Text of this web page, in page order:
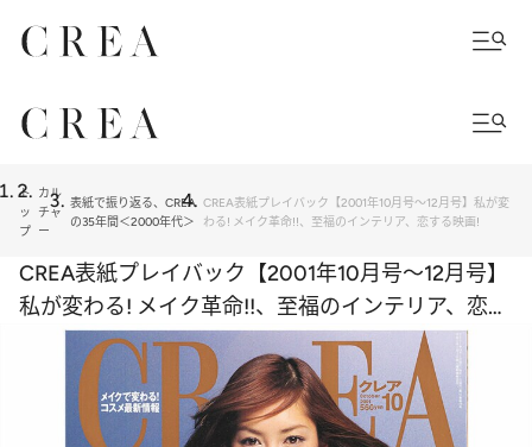
ト
ッ
プ
カル
チャ
ー
表紙で振り返る、CREA
の35年間＜2000年代＞
CREA表紙プレイバック【2001年10月号～12月号】私が変
わる! メイク革命!!︎、至福のインテリア、恋する映画!
CREA表紙プレイバック【2001年10月号～12月号】
私が変わる! メイク革命!!︎、至福のインテリア、恋す